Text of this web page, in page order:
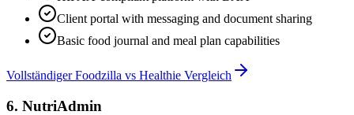
Client portal with messaging and document sharing
Basic food journal and meal plan capabilities
Vollständiger Foodzilla vs Healthie Vergleich
6. NutriAdmin